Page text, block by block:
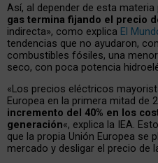
Así, al depender de esta
gas termina fijando el precio
indirecta», como explica El
tendencias que no ayudaron,
combustibles fósiles, una
seco, con poca potencia
«Los precios eléctricos
Europea en la primera mitad de
incremento del 40% en los
generación«, explica la IEA.
que la propia Unión Europea se
mercado y desligar el precio de